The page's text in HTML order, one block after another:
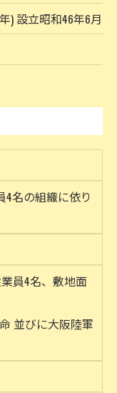
) 設立昭和46年6月21
名の組織に依り
員4名、敷地面
並びに大阪陸軍